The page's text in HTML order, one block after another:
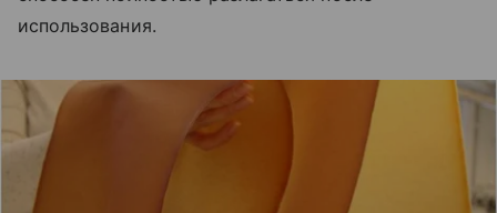
использования.